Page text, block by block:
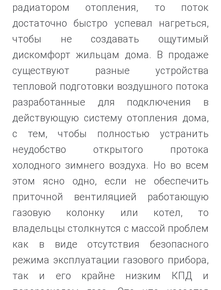
радиатором отопления, то поток
достаточно быстро успевал нагреться,
чтобы не создавать ощутимый
дискомфорт жильцам дома. В продаже
существуют разные устройства
тепловой подготовки воздушного потока
разработанные для подключения в
действующую систему отопления дома,
с тем, чтобы полностью устранить
неудобство открытого протока
холодного зимнего воздуха. Но во всем
этом ясно одно, если не обеспечить
приточной вентиляцией работающую
газовую колонку или котел, то
владельцы столкнутся с массой проблем
как в виде отсутствия безопасного
режима эксплуатации газового прибора,
так и его крайне низким КПД и